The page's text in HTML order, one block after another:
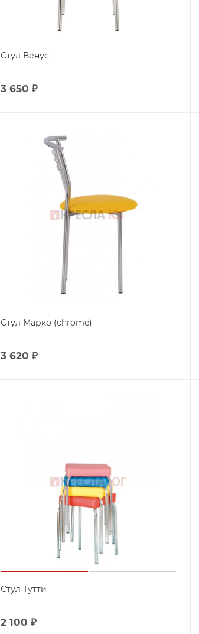
Стул Венус
3 650 ₽
Стул Марко (chrome)
3 620 ₽
Стул Тутти
2 100 ₽